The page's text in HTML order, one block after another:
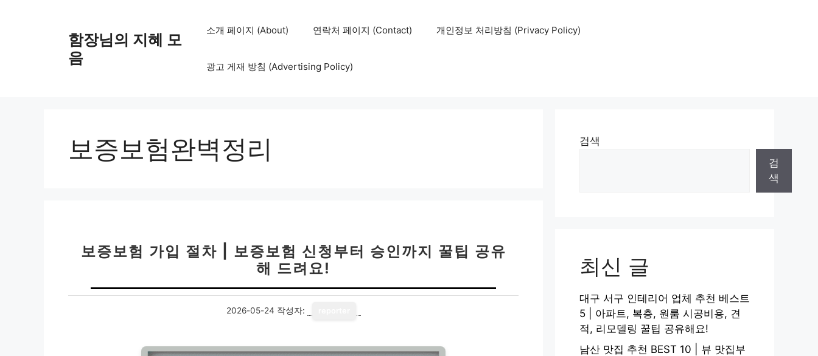
함장님의 지혜 모
음
소개 페이지 (About) 연락처 페이지 (Contact) 개인정보 처리방침 (Privacy Policy)
광고 게재 방침 (Advertising Policy)
보증보험완벽정리
보증보험 가입 절차 | 보증보험 신청부터 승인까지 꿀팁 공유
해 드려요!
2026-05-24 작성자:
검색
검
색
최신 글
대구 서구 인테리어 업체 추천 베스트
5 | 아파트, 복층, 원룸 시공비용, 견
적, 리모델링 꿀팁 공유해요!
남산 맛집 추천 BEST 10 | 뷰 맛집부